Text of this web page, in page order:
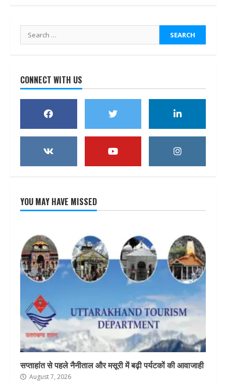
Search
for:
CONNECT WITH US
YOU MAY HAVE MISSED
सप्ताहांत से पहले नैनीताल और मसूरी में बढ़ी पर्यटकों की आवाजाही
August 7, 2026